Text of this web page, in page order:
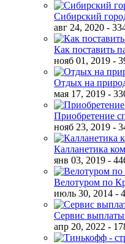
Сибирский
авг 24, 2020 -
Как поставить
нояб 01, 2019 -
Отдых на
мая 17, 2019 -
Приобретение
нояб 23, 2019 -
Калланетика
янв 03, 2019 -
Велотуром по
июль 30, 2014 -
Сервис выплаты
апр 20, 2022 -